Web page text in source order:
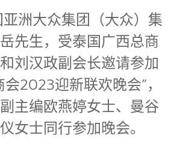
亚洲大众集团（大众）集
先生，受泰国广西总商
刘汉政副会长邀请参加
2023迎新联欢晚会”，
主编欧燕婷女士、曼谷
女士同行参加晚会。